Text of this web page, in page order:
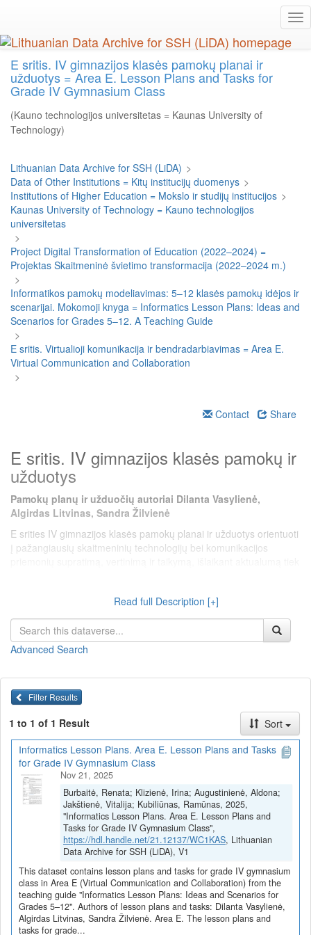
main
content
E sritis. IV gimnazijos klasės pamokų planai ir
užduotys = Area E. Lesson Plans and Tasks for
Grade IV Gymnasium Class
(Kauno technologijos universitetas = Kaunas University of
Technology)
Lithuanian Data Archive for SSH (LiDA) >
Data of Other Institutions = Kitų institucijų duomenys >
Institutions of Higher Education = Mokslo ir studijų institucijos >
Kaunas University of Technology = Kauno technologijos
universitetas
>
Project Digital Transformation of Education (2022–2024) =
Projektas Skaitmeninė švietimo transformacija (2022–2024 m.)
>
Informatikos pamokų modeliavimas: 5–12 klasės pamokų idėjos ir
scenarijai. Mokomoji knyga = Informatics Lesson Plans: Ideas and
Scenarios for Grades 5–12. A Teaching Guide
>
E sritis. Virtualioji komunikacija ir bendradarbiavimas = Area E.
Virtual Communication and Collaboration
>
Contact Share
E sritis. IV gimnazijos klasės pamokų ir
užduotys
Pamokų planų ir užduočių autoriai Dilanta Vasylienė,
Algirdas Litvinas, Sandra Žilvienė
E srities IV gimnazijos klasės pamokų planai ir užduotys orientuoti
į pažangiausių skaitmeninių technologijų bei komunikacijos
visuomenės raida ir ruošia mokinius būti aktyviais, kritiškai
mąstančiais, skaitmeniniu požiūriu raštingais piliečiais.
Pamokų planai ir užduotys(juos galiteperžiūrėtiarbaparsisiųsti
viename dokumente)
5G ir palydovinis ryšys (Dilanta Vasylienė)
Daiktų interneto (DI) technologijos (Dilanta Vasylienė)
Daiktų interneto technologijų naudojimo galimybės (Algirdas
Litvinas)
Virtualus piliečių bendravimas su informacinės visuomenės
paslaugų tiekėjais (Algirdas Litvinas)
Virtualaus bendravimo ir bendradarbiavimo priemonių
įvairovė (Sandra Žilvienė)
Virtualaus bendravimo ir bendradarbiavimo pasirinkimo
pagrindimas ir praktika (Sandra Žilvienė)
Visi E srities pamokų planai ir užduotys
Pamokų planai ir užduotys parengti vykdant projektą„Skaitmeninė
švietimo transformacija („EdTech“)(Nr. 10-004-P-0001)“,
įgyvendintą pagal ekonomikos gaivinimo ir atsparumo didinimo
planą „Naujos kartos Lietuva“, finansuojamą Europos Sąjungos
ekonomikos gaivinimo ir atsparumo didinimo priemonės
Read full Description [+]
Advanced Search
Filter Results
1 to 1 of 1 Result
Sort
Informatics Lesson Plans. Area E. Lesson Plans and Tasks
for Grade IV Gymnasium Class
Nov 21, 2025
Burbaitė, Renata; Klizienė, Irina; Augustinienė, Aldona;
Jakštienė, Vitalija; Kubiliūnas, Ramūnas, 2025,
"Informatics Lesson Plans. Area E. Lesson Plans and
Tasks for Grade IV Gymnasium Class",
https://hdl.handle.net/21.12137/WC1KAS, Lithuanian
Data Archive for SSH (LiDA), V1
This dataset contains lesson plans and tasks for grade IV gymnasium
class in Area E (Virtual Communication and Collaboration) from the
teaching guide "Informatics Lesson Plans: Ideas and Scenarios for
Grades 5–12". Authors of lesson plans and tasks: Dilanta Vasylienė,
Algirdas Litvinas, Sandra Žilvienė. Area E. The lesson plans and
tasks for grade...